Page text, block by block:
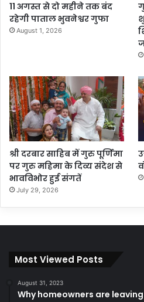
11 अगस्त से दो महीने तक बंद
रहेगी पाताल भुवनेश्वर गुफा
August 1, 2026
श्री दरबार साहिब में गुरु पूर्णिमा
पर गुरु महिमा के दिव्य संदेश से
भावविभोर हुई संगतें
July 29, 2026
Most Viewed Posts
August 31, 2023
Why homeowners are